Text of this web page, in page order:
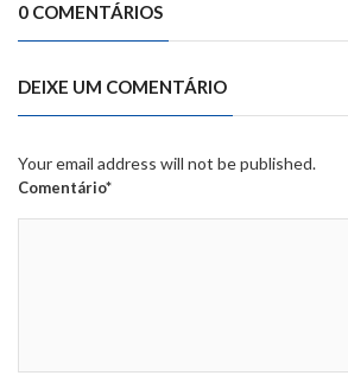
0 COMENTÁRIOS
DEIXE UM COMENTÁRIO
Your email address will not be published.
Comentário*